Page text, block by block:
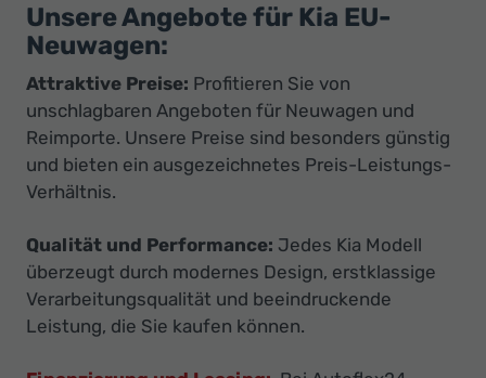
Unsere Angebote für Kia EU-
Neuwagen:
Attraktive Preise: Profitieren Sie von
unschlagbaren Angeboten für Neuwagen und
Reimporte. Unsere Preise sind besonders günstig
und bieten ein ausgezeichnetes Preis-Leistungs-
Verhältnis.
Qualität und Performance: Jedes Kia Modell
überzeugt durch modernes Design, erstklassige
Verarbeitungsqualität und beeindruckende
Leistung, die Sie kaufen können.